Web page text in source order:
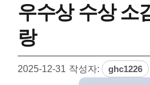
우수상 수상 소
랑
2025-12-31 작성자: ghc1226